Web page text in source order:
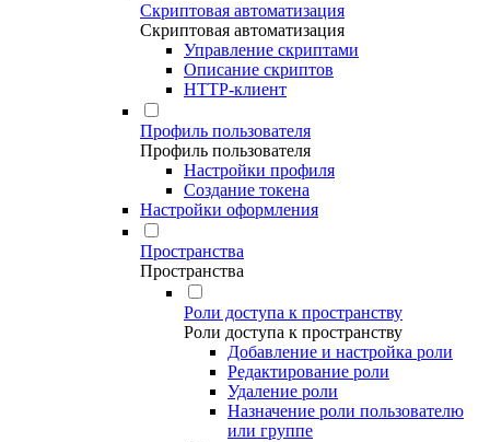
Скриптовая автоматизация
Скриптовая автоматизация
Управление скриптами
Описание скриптов
HTTP-клиент
Профиль пользователя
Профиль пользователя
Настройки профиля
Создание токена
Настройки оформления
Пространства
Пространства
Роли доступа к пространству
Роли доступа к пространству
Добавление и настройка роли
Редактирование роли
Удаление роли
Назначение роли пользователю
или группе